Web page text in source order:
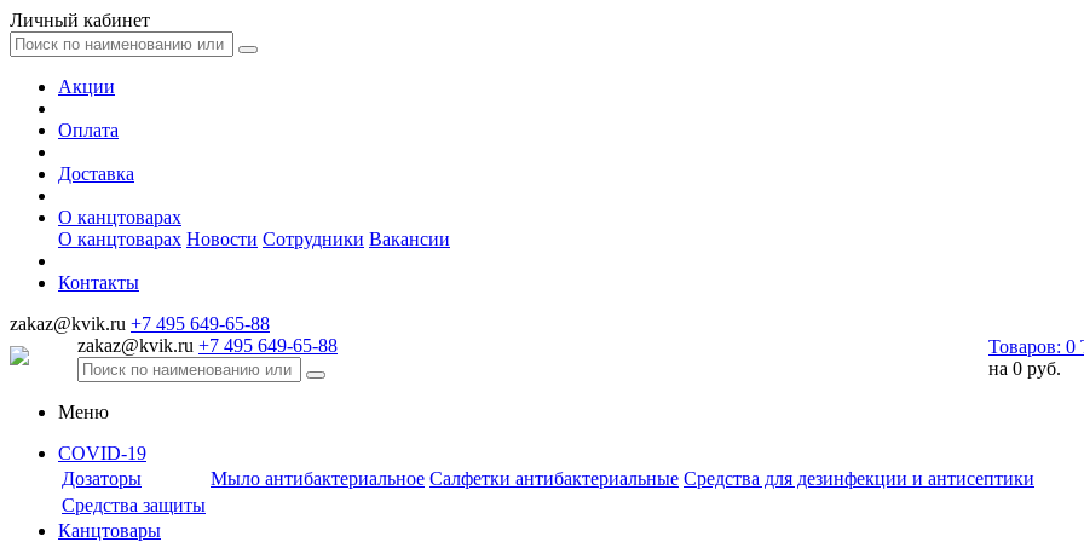
Личный кабинет
Акции
Оплата
Доставка
О канцтоварах
О канцтоварах Новости Сотрудники Вакансии
Контакты
zakaz@kvik.ru +7 495 649-65-88
zakaz@kvik.ru +7 495 649-65-88 Товаров: 0
на 0 руб.
Меню
COVID-19
Дозаторы
Мыло антибактериальное Салфетки антибактериальные Средства для дезинфекции и антисептики
Средства защиты
Канцтовары